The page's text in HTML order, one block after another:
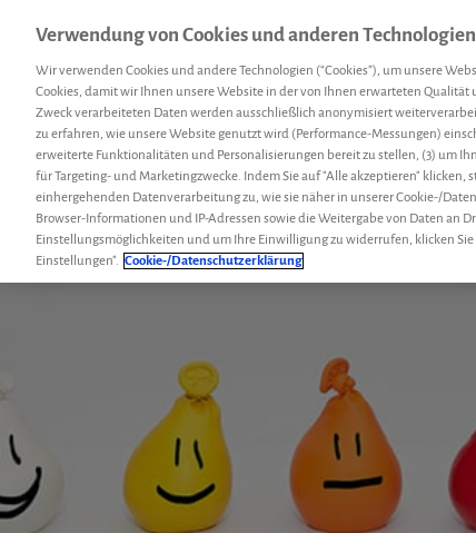
Verwendung von Cookies und anderen Technologien
Wir verwenden Cookies und andere Technologien (“Cookies”), um unsere
Cookies, damit wir Ihnen unsere Website in der von Ihnen erwarteten
Zweck verarbeiteten Daten werden ausschließlich anonymisiert
zu erfahren, wie unsere Website genutzt wird (Performance-Messungen)
erweiterte Funktionalitäten und Personalisierungen bereit zu stellen, (3) um
für Targeting- und Marketingzwecke. Indem Sie auf "Alle akzeptieren" klicken,
einhergehenden Datenverarbeitung zu, wie sie näher in unserer Cookie-/
Browser-Informationen und IP-Adressen sowie die Weitergabe von Daten an
Einstellungsmöglichkeiten und um Ihre Einwilligung zu widerrufen, klicken
Einstellungen". Cookie-/Datenschutzerklärung